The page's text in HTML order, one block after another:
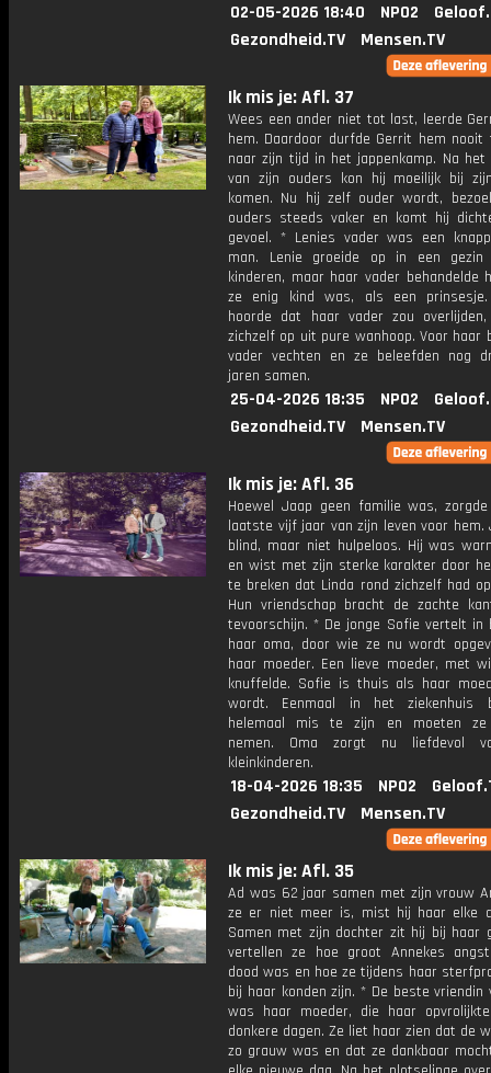
02-05-2026 18:40 NPO2
Gezondheid.TV
Mensen.TV
Ik mis je: Afl. 37
Wees een ander niet tot last, leerde
hem. Daardoor durfde Gerrit hem nooit
naar zijn tijd in het jappenkamp. Na het
van zijn ouders kon hij moeilijk bij
komen. Nu hij zelf ouder wordt,
ouders steeds vaker en komt hij
gevoel. * Lenies vader was een
man. Lenie groeide op in een
kinderen, maar haar vader behandelde
ze enig kind was, als een
hoorde dat haar vader zou
zichzelf op uit pure wanhoop. Voor haar
vader vechten en ze beleefden nog
jaren samen.
25-04-2026 18:35 NPO2
Gezondheid.TV
Mensen.TV
Ik mis je: Afl. 36
Hoewel Jaap geen familie was,
laatste vijf jaar van zijn leven voor hem.
blind, maar niet hulpeloos. Hij was
en wist met zijn sterke karakter door
te breken dat Linda rond zichzelf had
Hun vriendschap bracht de zachte
tevoorschijn. * De jonge Sofie vertelt in
haar oma, door wie ze nu wordt
haar moeder. Een lieve moeder, met
knuffelde. Sofie is thuis als haar
wordt. Eenmaal in het ziekenhuis
helemaal mis te zijn en moeten ze
nemen. Oma zorgt nu liefdevol
kleinkinderen.
18-04-2026 18:35 NPO2
Gezondheid.TV
Mensen.TV
Ik mis je: Afl. 35
Ad was 62 jaar samen met zijn vrouw
ze er niet meer is, mist hij haar elke
Samen met zijn dochter zit hij bij haar
vertellen ze hoe groot Annekes
dood was en hoe ze tijdens haar
bij haar konden zijn. * De beste vriendin
was haar moeder, die haar
donkere dagen. Ze liet haar zien dat de
zo grauw was en dat ze dankbaar